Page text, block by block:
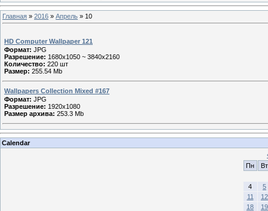
Главная » 2016 » Апрель » 10
HD Computer Wallpaper 121
Формат: JPG
Разрешение: 1680x1050 ~ 3840x2160
Количество: 220 шт
Размер: 255.54 Mb
Wallpapers Collection Mixed #167
Формат: JPG
Разрешение: 1920x1080
Размер архива: 253.3 Mb
Calendar
Пн
Вт
4
5
11
12
18
19